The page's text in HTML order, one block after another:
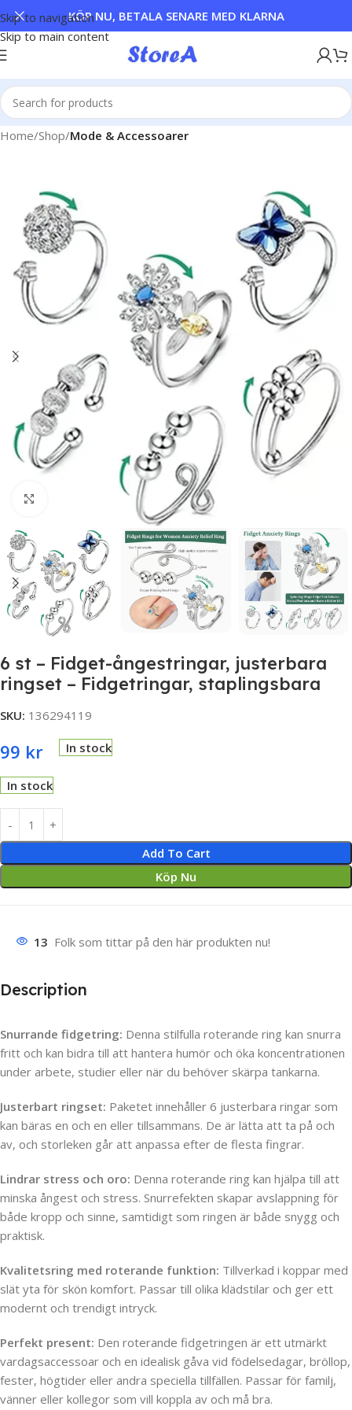
Skip to navigation
Skip to main content
KÖP NU, BETALA SENARE MED KLARNA
Home Shop Mode & Accessoarer
Click to enlarge
6 st – Fidget-ångestringar, justerbara
ringset – Fidgetringar, staplingsbara
SKU: 136294119
99 kr In stock
In stock
Add To Cart
Köp Nu
13 Folk som tittar på den här produkten nu!
Description
Snurrande fidgetring: Denna stilfulla roterande ring kan snurra
fritt och kan bidra till att hantera humör och öka koncentrationen
under arbete, studier eller när du behöver skärpa tankarna.
Justerbart ringset: Paketet innehåller 6 justerbara ringar som
kan bäras en och en eller tillsammans. De är lätta att ta på och
av, och storleken går att anpassa efter de flesta fingrar.
Lindrar stress och oro: Denna roterande ring kan hjälpa till att
minska ångest och stress. Snurrefekten skapar avslappning för
både kropp och sinne, samtidigt som ringen är både snygg och
praktisk.
Kvalitetsring med roterande funktion: Tillverkad i koppar med
slät yta för skön komfort. Passar till olika klädstilar och ger ett
modernt och trendigt intryck.
Perfekt present: Den roterande fidgetringen är ett utmärkt
vardagsaccessoar och en idealisk gåva vid födelsedagar, bröllop,
fester, högtider eller andra speciella tillfällen. Passar för familj,
vänner eller kollegor som vill koppla av och må bra.